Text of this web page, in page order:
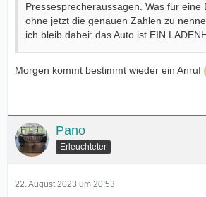
Pressesprecheraussagen. Was für eine
ohne jetzt die genauen Zahlen zu
ich bleib dabei: das Auto ist EIN
Morgen kommt bestimmt wieder ein Anruf
Pano
Erleuchteter
22. August 2023 um 20:53